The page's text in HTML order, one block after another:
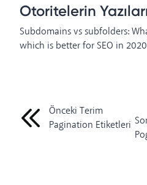
Otoritelerin Yazıları
Subdomains vs subfolders:
which is better for SEO in
Önceki Terim
Pagination Etiketleri